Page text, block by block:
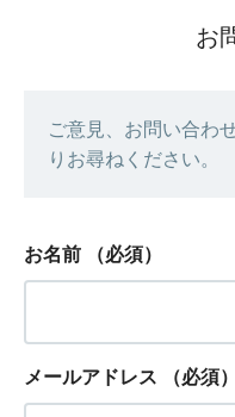
お
ご意見、お問い合わ
りお尋ねください。
お名前 （必須）
メールアドレス （必須）